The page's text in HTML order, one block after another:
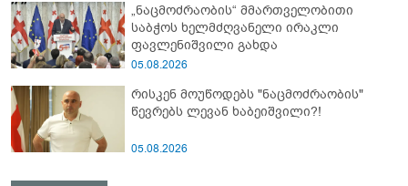
სააკაშვილი
„ნაცმოძრაობის“ მმართველობითი
საბჭოს ხელმძღვანელი ირაკლი
ფავლენიშვილი გახდა
05.08.2026
რისკენ მოუწოდებს "ნაცმოძრაობის"
წევრებს ლევან ხაბეიშვილი?!
05.08.2026